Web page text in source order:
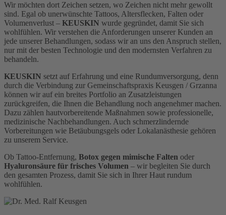
Wir möchten dort Zeichen setzen, wo Zeichen nicht mehr gewollt
sind. Egal ob unerwünschte Tattoos, Altersflecken, Falten oder
Volumenverlust – KEUSKIN wurde gegründet, damit Sie sich
wohlfühlen. Wir verstehen die Anforderungen unserer Kunden an
jede unserer Behandlungen, sodass wir an uns den Anspruch stellen,
nur mit der besten Technologie und den modernsten Verfahren zu
behandeln.
KEUSKIN setzt auf Erfahrung und eine Rundumversorgung, denn
durch die Verbindung zur Gemeinschaftspraxis Keusgen / Grzanna
können wir auf ein breites Portfolio an Zusatzleistungen
zurückgreifen, die Ihnen die Behandlung noch angenehmer machen.
Dazu zählen hautvorbereitende Maßnahmen sowie professionelle,
medizinische Nachbehandlungen. Auch schmerzlindernde
Vorbereitungen wie Betäubungsgels oder Lokalanästhesie gehören
zu unserem Service.
Ob Tattoo-Entfernung, Botox gegen mimische Falten oder
Hyaluronsäure für frisches Volumen – wir begleiten Sie durch
den gesamten Prozess, damit Sie sich in Ihrer Haut rundum
wohlfühlen.